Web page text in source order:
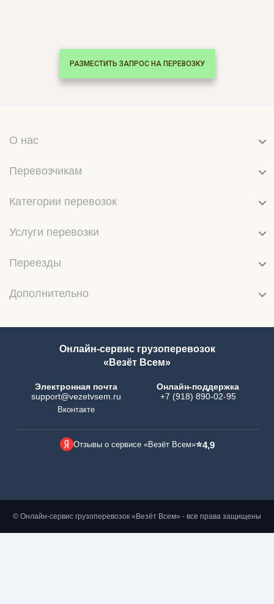
РАЗМЕСТИТЬ ЗАПРОС НА ПЕРЕВОЗКУ
О нас
Перевозчикам
Категории перевозок
Услуги перевозки
Переезды
Дополнительно
Онлайн-сервис грузоперевозок
«Везёт Всем»
Электронная почта
support@vezetvsem.ru
Вконтакте
Онлайн-поддержка
+7 (918) 890-02-95
Отзывы о сервисе «Везёт Всем»⭐4,9
© Онлайн-сервис грузоперевозок «Везёт Всем» - все права защищены